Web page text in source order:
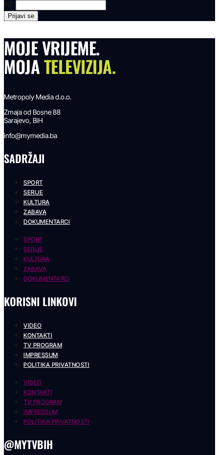
MOJE VRIJEME.
MOJATELEVIZIJA.
Metropoly Media d.o.o.
Zmaja od Bosne 88
Sarajevo, BiH
info@mymedia.ba
SADRŽAJI
SPORT
SERIJE
KULTURA
ZABAVA
DOKUMENTARCI
SPORT
SERIJE
KULTURA
ZABAVA
DOKUMENTARCI
KORISNI LINKOVI
VIDEO
KONTAKTI
TV PROGRAM
IMPRESSUM
POLITIKA PRIVATNOSTI
VIDEO
KONTAKTI
TV PROGRAM
IMPRESSUM
POLITIKA PRIVATNOSTI
@MYTVBIH